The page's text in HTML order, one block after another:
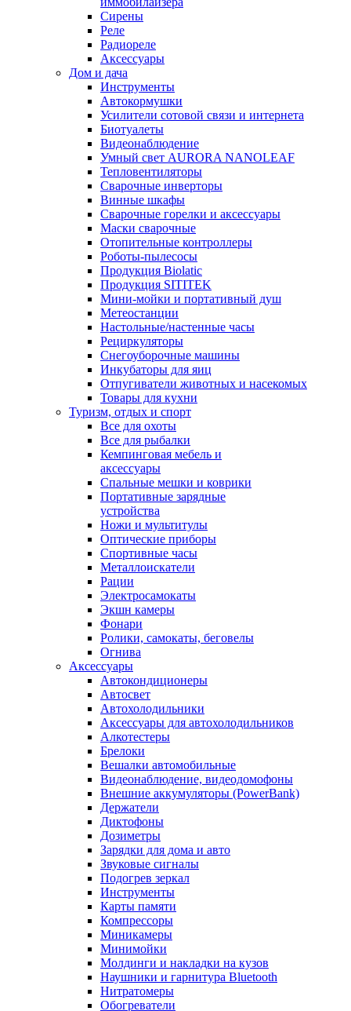
Сирены
Реле
Радиореле
Аксессуары
Дом и дача
Инструменты
Автокормушки
Усилители сотовой связи и интернета
Биотуалеты
Видеонаблюдение
Умный свет AURORA NANOLEAF
Тепловентиляторы
Сварочные инверторы
Винные шкафы
Сварочные горелки и аксессуары
Маски сварочные
Отопительные контроллеры
Роботы-пылесосы
Продукция Biolatic
Продукция SITITEK
Мини-мойки и портативный душ
Метеостанции
Настольные/настенные часы
Рециркуляторы
Снегоуборочные машины
Инкубаторы для яиц
Отпугиватели животных и насекомых
Товары для кухни
Туризм, отдых и спорт
Все для охоты
Все для рыбалки
Кемпинговая мебель и
аксессуары
Спальные мешки и коврики
Портативные зарядные
устройства
Ножи и мультитулы
Оптические приборы
Спортивные часы
Металлоискатели
Рации
Электросамокаты
Экшн камеры
Фонари
Ролики, самокаты, беговелы
Огнива
Аксессуары
Автокондиционеры
Aвтосвет
Автохолодильники
Аксессуары для автохолодильников
Алкотестеры
Брелоки
Вешалки автомобильные
Видеонаблюдение, видеодомофоны
Внешние аккумуляторы (PowerBank)
Держатели
Диктофоны
Дозиметры
Зарядки для дома и авто
Звуковые сигналы
Подогрев зеркал
Инструменты
Карты памяти
Компрессоры
Миникамеры
Минимойки
Молдинги и накладки на кузов
Наушники и гарнитура Bluetooth
Нитратомеры
Обогреватели